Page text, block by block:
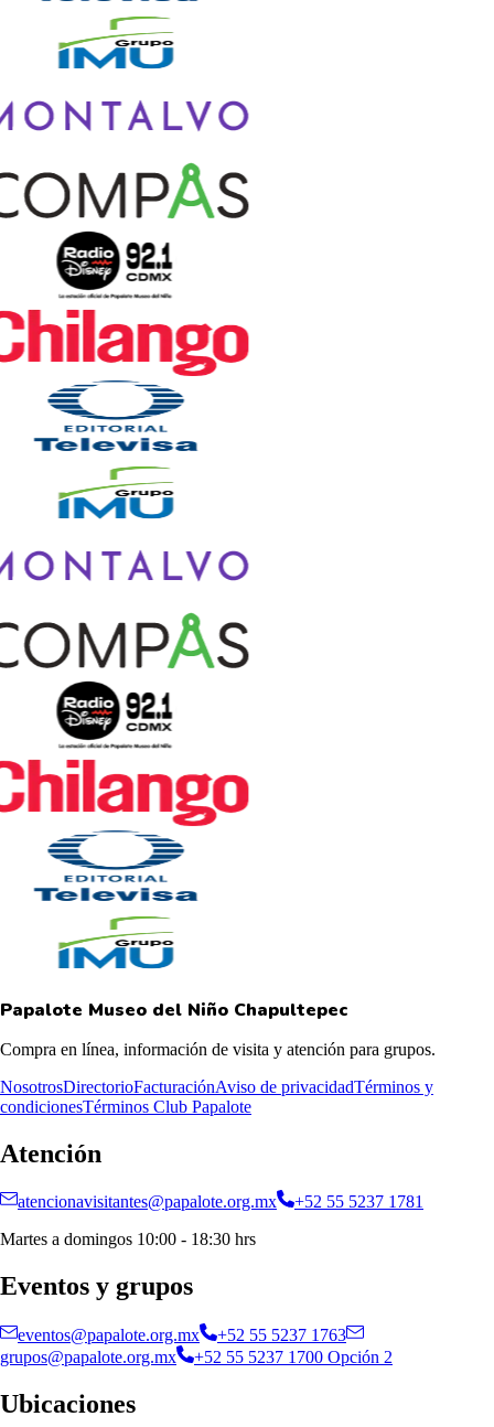
Papalote Museo del Niño Chapultepec
Compra en línea, información de visita y atención para grupos.
NosotrosDirectorioFacturaciónAviso de privacidadTérminos y
condicionesTérminos Club Papalote
Atención
atencionavisitantes@papalote.org.mx
+52 55 5237 1781
Martes a domingos 10:00 - 18:30 hrs
Eventos y grupos
eventos@papalote.org.mx
+52 55 5237 1763
grupos@papalote.org.mx
+52 55 5237 1700 Opción 2
Ubicaciones